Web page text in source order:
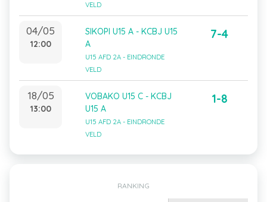
VELD
04/05
12:00
SIKOPI U15 A - KCBJ U15
A
U15 AFD 2A - EINDRONDE
VELD
7-4
18/05
13:00
VOBAKO U15 C - KCBJ
U15 A
U15 AFD 2A - EINDRONDE
VELD
1-8
RANKING